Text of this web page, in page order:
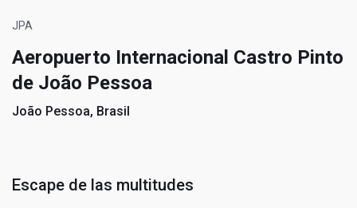
JPA
Aeropuerto Internacional Castro Pinto
de João Pessoa
João Pessoa, Brasil
Escape de las multitudes